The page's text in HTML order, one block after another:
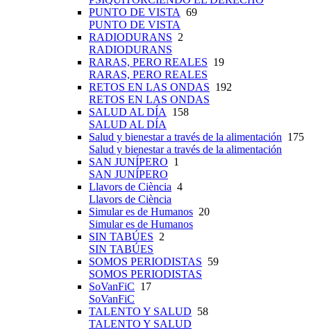
PUNTO DE VISTA 69
PUNTO DE VISTA
RADIODURANS 2
RADIODURANS
RARAS, PERO REALES 19
RARAS, PERO REALES
RETOS EN LAS ONDAS 192
RETOS EN LAS ONDAS
SALUD AL DÍA
158
SALUD AL DÍA
Salud y bienestar a través de la alimentación 175
Salud y bienestar a través de la alimentación
SAN JUNÍPERO 1
SAN JUNÍPERO
Llavors de Ciència 4
Llavors de Ciència
Simular es de Humanos 20
Simular es de Humanos
SIN TABÚES 2
SIN TABÚES
SOMOS PERIODISTAS 59
SOMOS PERIODISTAS
SoVanFiC 17
SoVanFiC
TALENTO Y SALUD 58
TALENTO Y SALUD